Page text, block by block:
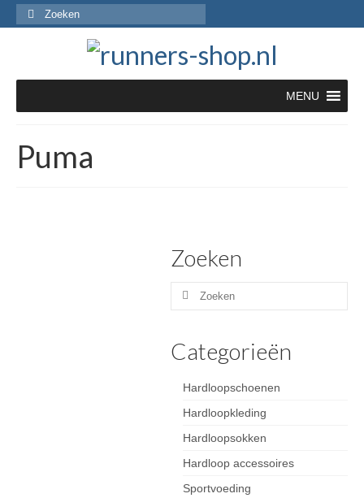
Zoeken
naar:
MENU
Puma
Zoeken
Zoeken
Categorieën
Hardloopschoenen
Hardloopkleding
Hardloopsokken
Hardloop accessoires
Sportvoeding